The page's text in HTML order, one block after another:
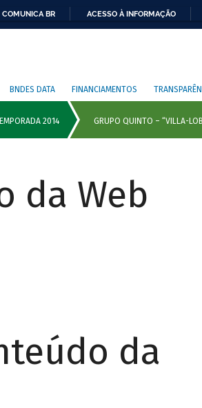
COMUNICA BR ACESSO À INFORMAÇÃO
BNDES DATA FINANCIAMENTOS
da Web
da